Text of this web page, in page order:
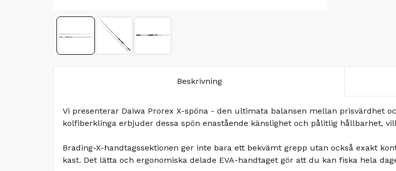
Beskrivning
Vi presenterar Daiwa Prorex X-spöna - den ultimata balansen mellan prisvärdhet
kolfiberklinga erbjuder dessa spön enastående känslighet och pålitlig hållbarhet,
Brading-X-handtagssektionen ger inte bara ett bekvämt grepp utan också exakt
kast. Det lätta och ergonomiska delade EVA-handtaget gör att du kan fiska hela